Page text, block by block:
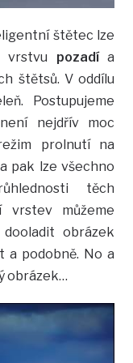
štětec lze
vrstvu pozadía
štětsů. V oddílu
Postupujeme
nejdřív moc
prolnutí na
pak lze všechno
těch
vrstev můžeme
obrázek
a podobně. No a
obrázek…